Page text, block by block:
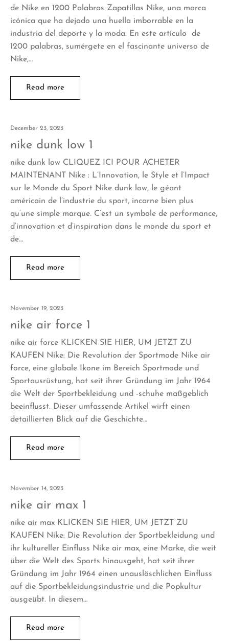
de Nike en 1200 Palabras Zapatillas Nike, una marca
icónica que ha dejado una huella imborrable en la
industria del deporte y la moda. En este artículo de
1200 palabras, sumérgete en el fascinante universo de
Nike,…
Read more
December 23, 2023
nike dunk low 1
nike dunk low CLIQUEZ ICI POUR ACHETER
MAINTENANT Nike : L’Innovation, le Style et l’Impact
sur le Monde du Sport Nike dunk low, le géant
américain de l’industrie du sport, incarne bien plus
qu’une simple marque. C’est un symbole de performance,
d’innovation et d’inspiration dans le monde du sport et
de…
Read more
November 19, 2023
nike air force 1
nike air force KLICKEN SIE HIER, UM JETZT ZU
KAUFEN Nike: Die Revolution der Sportmode Nike air
force, eine globale Ikone im Bereich Sportmode und
Sportausrüstung, hat seit ihrer Gründung im Jahr 1964
die Welt der Sportbekleidung und -schuhe maßgeblich
beeinflusst. Dieser umfassende Artikel wirft einen
detaillierten Blick auf die Geschichte…
Read more
November 14, 2023
nike air max 1
nike air max KLICKEN SIE HIER, UM JETZT ZU
KAUFEN Nike: Die Revolution der Sportbekleidung und
ihr kultureller Einfluss Nike air max, eine Marke, die weit
über die Welt des Sports hinausgeht, hat seit ihrer
Gründung im Jahr 1964 einen unauslöschlichen Einfluss
auf die Sportbekleidungsindustrie und die Popkultur
ausgeübt. In diesem…
Read more